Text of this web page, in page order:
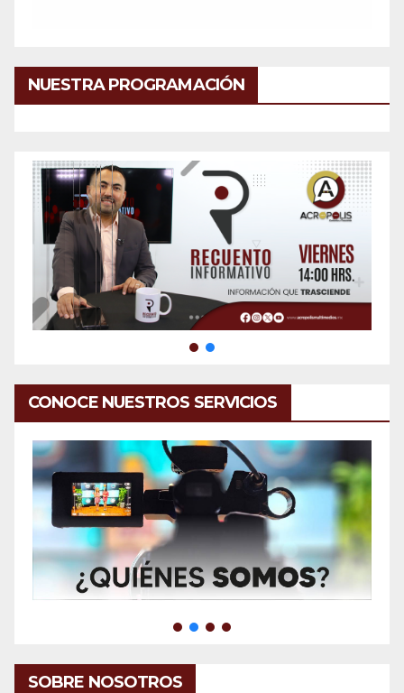
NUESTRA PROGRAMACIÓN
CONOCE NUESTROS SERVICIOS
SOBRE NOSOTROS